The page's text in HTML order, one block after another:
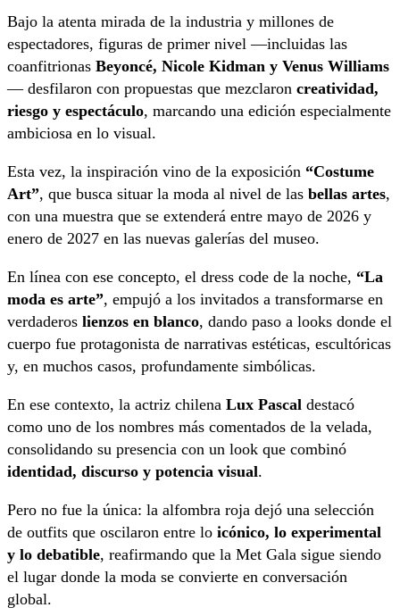
Bajo la atenta mirada de la industria y millones de
espectadores, figuras de primer nivel —incluidas las
coanfitrionas Beyoncé, Nicole Kidman y Venus Williams
— desfilaron con propuestas que mezclaron creatividad,
riesgo y espectáculo, marcando una edición especialmente
ambiciosa en lo visual.
Esta vez, la inspiración vino de la exposición “Costume
Art”, que busca situar la moda al nivel de las bellas artes,
con una muestra que se extenderá entre mayo de 2026 y
enero de 2027 en las nuevas galerías del museo.
En línea con ese concepto, el dress code de la noche, “La
moda es arte”, empujó a los invitados a transformarse en
verdaderos lienzos en blanco, dando paso a looks donde el
cuerpo fue protagonista de narrativas estéticas, escultóricas
y, en muchos casos, profundamente simbólicas.
En ese contexto, la actriz chilena Lux Pascal destacó
como uno de los nombres más comentados de la velada,
consolidando su presencia con un look que combinó
identidad, discurso y potencia visual.
Pero no fue la única: la alfombra roja dejó una selección
de outfits que oscilaron entre lo icónico, lo experimental
y lo debatible, reafirmando que la Met Gala sigue siendo
el lugar donde la moda se convierte en conversación
global.